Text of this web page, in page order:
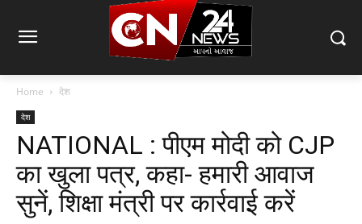
Home देश
देश
NATIONAL : पीएम मोदी को CJP
का खुला पत्र, कहा- हमारी आवाज
सुनें, शिक्षा मंत्री पर कार्रवाई करें